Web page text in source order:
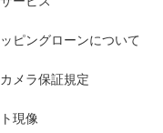
ピングローンについて
メラ保証規定
現像